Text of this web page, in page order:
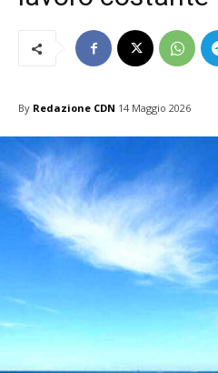
By Redazione CDN 14 Maggio 2026